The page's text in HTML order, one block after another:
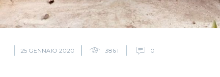
25 GENNAIO 2020 3861 0